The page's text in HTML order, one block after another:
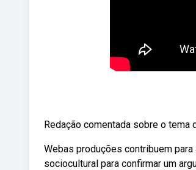
Redação comentada sobre o tema
Webas produções contribuem
sociocultural para confirmar um